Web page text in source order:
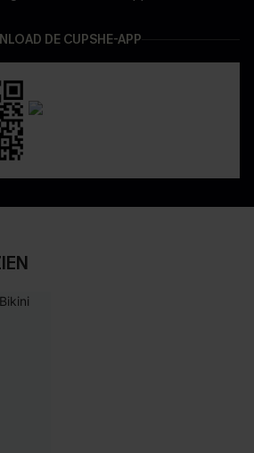
DE CUPSHE-APP